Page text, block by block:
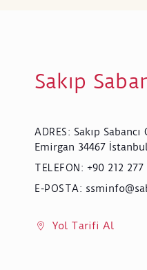
Sakıp
ADRES: Sakıp
Emirgan 34467
TELEFON : +90 212
E-POSTA:
Yol Tarifi Al